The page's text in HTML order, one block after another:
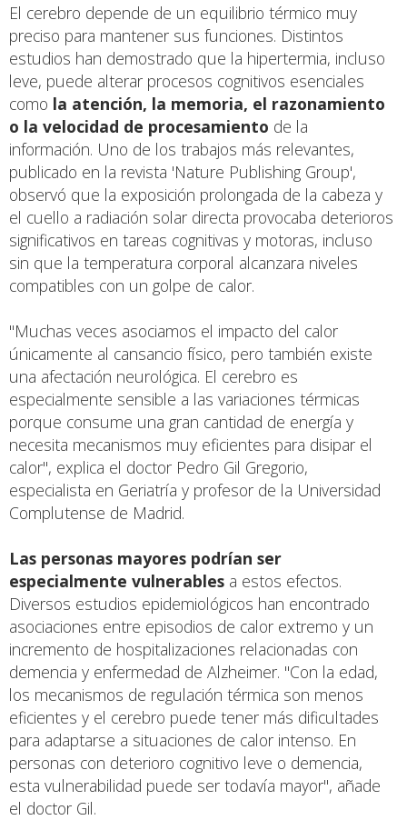
El cerebro depende de un equilibrio térmico muy
preciso para mantener sus funciones. Distintos
estudios han demostrado que la hipertermia, incluso
leve, puede alterar procesos cognitivos esenciales
como la atención, la memoria, el razonamiento
o la velocidad de procesamiento de la
información. Uno de los trabajos más relevantes,
publicado en la revista 'Nature Publishing Group',
observó que la exposición prolongada de la cabeza y
el cuello a radiación solar directa provocaba deterioros
significativos en tareas cognitivas y motoras, incluso
sin que la temperatura corporal alcanzara niveles
compatibles con un golpe de calor.
"Muchas veces asociamos el impacto del calor
únicamente al cansancio físico, pero también existe
una afectación neurológica. El cerebro es
especialmente sensible a las variaciones térmicas
porque consume una gran cantidad de energía y
necesita mecanismos muy eficientes para disipar el
calor", explica el doctor Pedro Gil Gregorio,
especialista en Geriatría y profesor de la Universidad
Complutense de Madrid.
Las personas mayores podrían ser
especialmente vulnerables a estos efectos.
Diversos estudios epidemiológicos han encontrado
asociaciones entre episodios de calor extremo y un
incremento de hospitalizaciones relacionadas con
demencia y enfermedad de Alzheimer. "Con la edad,
los mecanismos de regulación térmica son menos
eficientes y el cerebro puede tener más dificultades
para adaptarse a situaciones de calor intenso. En
personas con deterioro cognitivo leve o demencia,
esta vulnerabilidad puede ser todavía mayor", añade
el doctor Gil.